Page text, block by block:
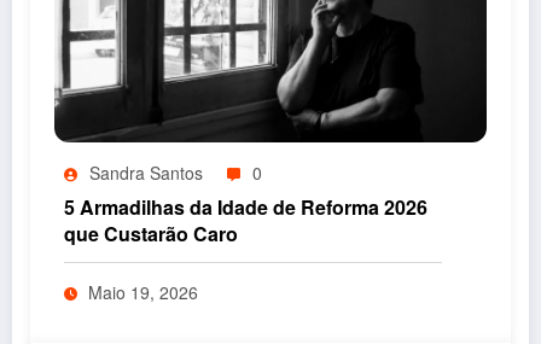
Sandra Santos 0
5 Armadilhas da Idade de Reforma 2026
que Custarão Caro
Maio 19, 2026